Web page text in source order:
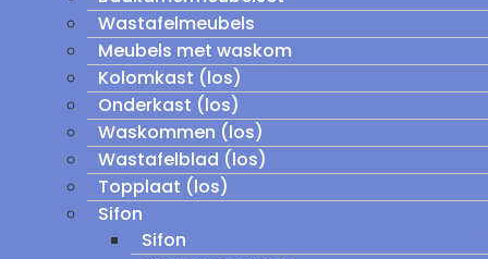
Wastafelmeubels
Meubels met waskom
Kolomkast (los)
Onderkast (los)
Waskommen (los)
Wastafelblad (los)
Topplaat (los)
Sifon
Sifon